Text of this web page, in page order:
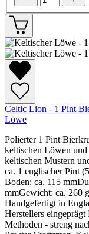
Celtic Lion - 1 Pint
Löwe
Polierter 1 Pint
keltischen Löwen
keltischen Mustern
ca. 1 englischer Pint
Boden: ca. 115
mmGewicht: ca. 260
Handgefertigt in
Herstellers
Methoden - streng